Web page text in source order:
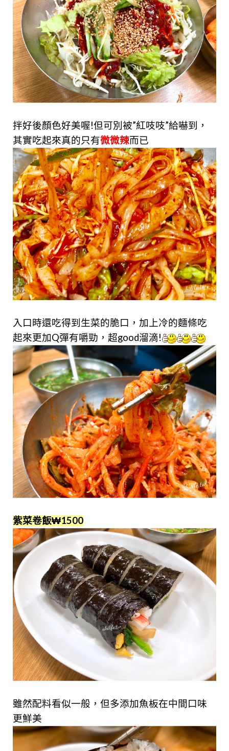
拌好後顏色好美喔!但可別被”紅吱吱”給嚇到，
其實吃起來真的只有微微辣而已
入口時還吃得到生菜的脆口，加上冷的麵條吃
起來更加Q彈有嚼勁，超good溜滴!
紫菜卷飯₩1500
雖然配料看似一般，但多添加魚板在中間口味
更鮮美